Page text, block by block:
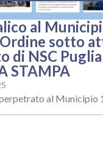
al
sotto
di NSC
STAMPA
al Municipio